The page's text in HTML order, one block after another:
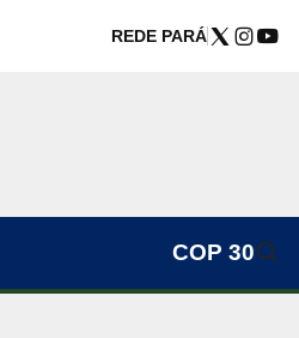
REDE PARÁ
COP 30